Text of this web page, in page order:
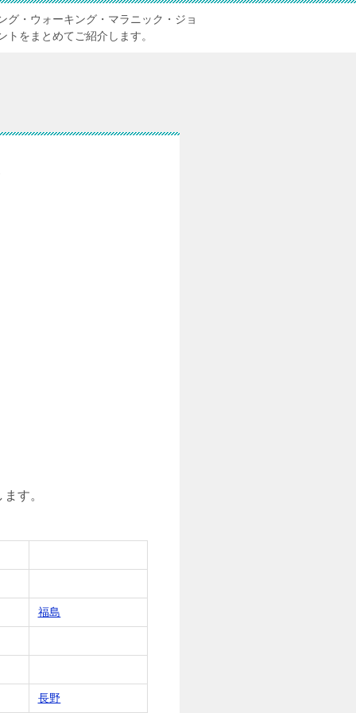
グ・ウォーキング・マラニック・ジョ
をまとめてご紹介します。
す。
福島
長野